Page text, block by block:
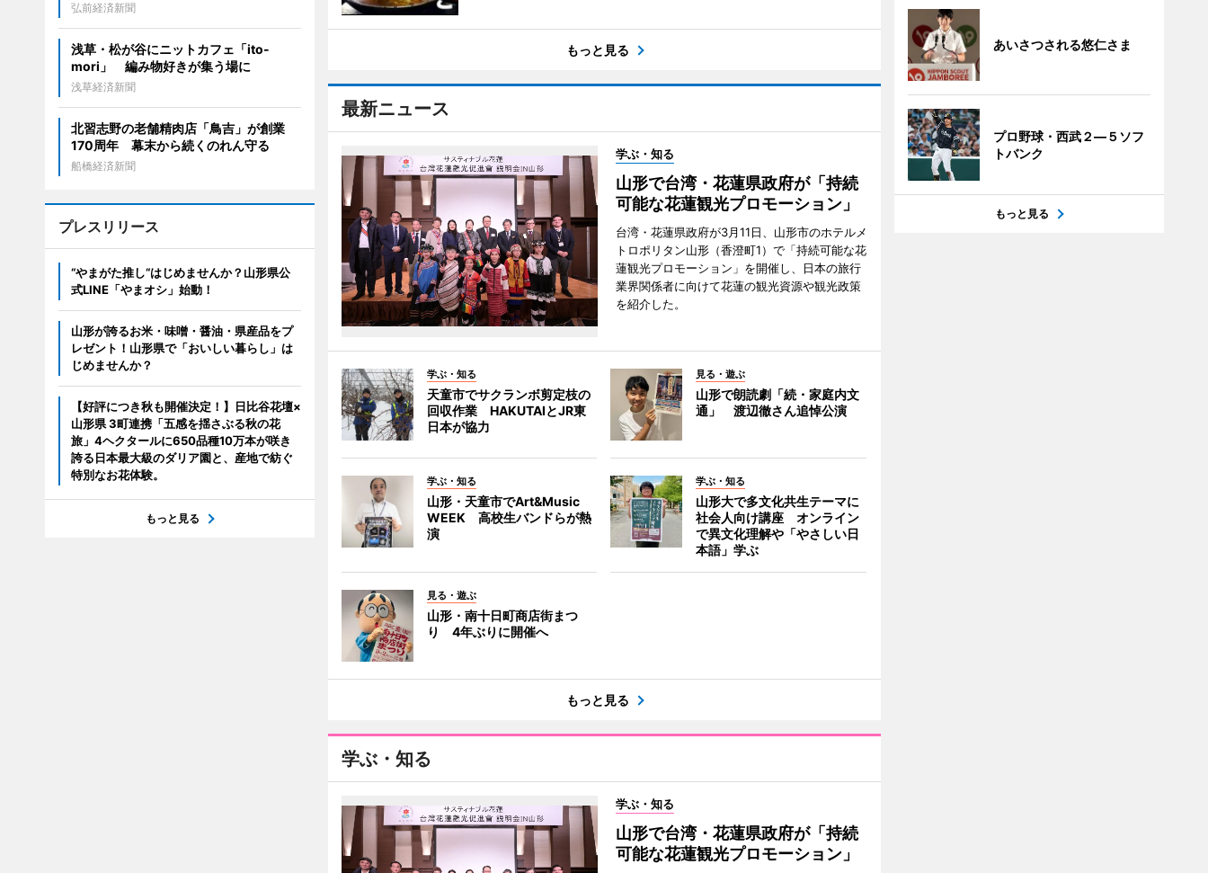
もっと見る
最新ニュース
学ぶ・知る
山形で台湾・花蓮県政府が「持続
可能な花蓮観光プロモーション」
台湾・花蓮県政府が3月11日、山形市のホテルメ
トロポリタン山形（香澄町1）で「持続可能な花
蓮観光プロモーション」を開催し、日本の旅行
業界関係者に向けて花蓮の観光資源や観光政策
を紹介した。
学ぶ・知る
天童市でサクランボ剪定枝の
回収作業 HAKUTAIとJR東
日本が協力
見る・遊ぶ
山形で朗読劇「続・家庭内文
通」 渡辺徹さん追悼公演
学ぶ・知る
山形・天童市でArt&Music
WEEK 高校生バンドらが熱
演
学ぶ・知る
山形大で多文化共生テーマに
社会人向け講座 オンライン
で異文化理解や「やさしい日
本語」学ぶ
見る・遊ぶ
山形・南十日町商店街まつ
り 4年ぶりに開催へ
もっと見る
学ぶ・知る
学ぶ・知る
山形で台湾・花蓮県政府が「持続
可能な花蓮観光プロモーション」
弘前経済新聞
浅草・松が谷にニットカフェ「ito-
mori」 編み物好きが集う場に
浅草経済新聞
北習志野の老舗精肉店「鳥吉」が創業
170周年 幕末から続くのれん守る
船橋経済新聞
プレスリリース
“やまがた推し“はじめませんか？山形県公
式LINE「やまオシ」始動！
山形が誇るお米・味噌・醤油・県産品をプ
レゼント！山形県で「おいしい暮らし」は
じめませんか？
【好評につき秋も開催決定！】日比谷花壇×
山形県 3町連携「五感を揺さぶる秋の花
旅」4ヘクタールに650品種10万本が咲き
誇る日本最大級のダリア園と、産地で紡ぐ
特別なお花体験。
もっと見る
あいさつされる悠仁さま
プロ野球・西武２―５ソフ
トバンク
もっと見る